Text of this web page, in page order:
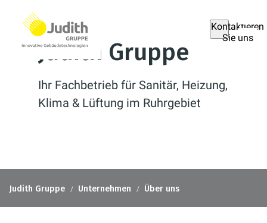
Kontaktieren
Sie uns
Judith Gruppe
Ihr Fachbetrieb für Sanitär, Heizung,
Klima & Lüftung im Ruhrgebiet
Judith Gruppe Unternehmen Über uns